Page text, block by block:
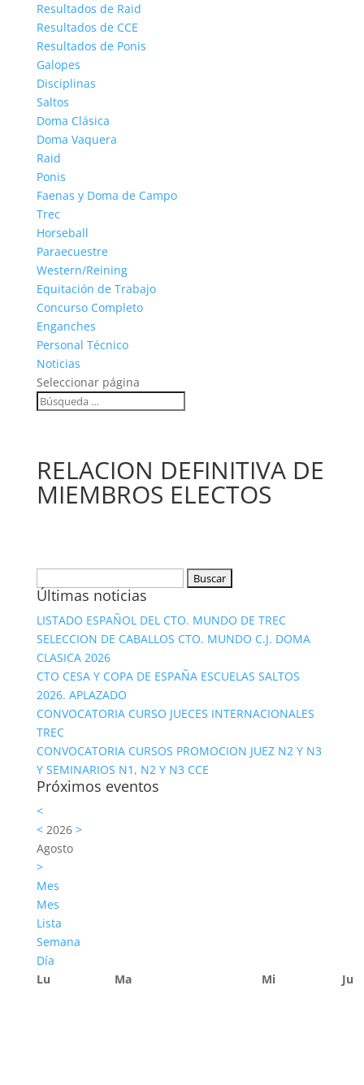
Resultados de Raid
Resultados de CCE
Resultados de Ponis
Galopes
Disciplinas
Saltos
Doma Clásica
Doma Vaquera
Raid
Ponis
Faenas y Doma de Campo
Trec
Horseball
Paraecuestre
Western/Reining
Equitación de Trabajo
Concurso Completo
Enganches
Personal Técnico
Noticias
Seleccionar página
RELACION DEFINITIVA DE
MIEMBROS ELECTOS
Últimas noticias
LISTADO ESPAÑOL DEL CTO. MUNDO DE TREC
SELECCION DE CABALLOS CTO. MUNDO C.J. DOMA
CLASICA 2026
CTO CESA Y COPA DE ESPAÑA ESCUELAS SALTOS
2026. APLAZADO
CONVOCATORIA CURSO JUECES INTERNACIONALES
TREC
CONVOCATORIA CURSOS PROMOCION JUEZ N2 Y N3
Y SEMINARIOS N1, N2 Y N3 CCE
Próximos eventos
<
<2026 >
Agosto
>
Mes
Mes
Lista
Semana
Día
Lu
Ma Mi Ju